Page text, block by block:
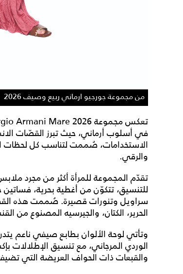
من مجموعة جورجيو ارماني ربيع وصيف 2026
في أسلوب أرماني، حيث تبرز القصّات
الاستخدامات، صُممت لتناسب كل لحظات
والرقي.
تقدّم المجموعة للمرأة أكثر من مجرد
للتنسيق، تتكوّن من أغطية بحرية،
سراويل وتنورات قصيرة. صُممت هذه
الحرير، الكتان، والجيرسيه المصنوع من
وتأتي لوحة الألوان بطابع صيفي ناعم
الوردي المرجاني، مع تنسيق الإطلالات
والقبعات ذات الحواف العريضة التي